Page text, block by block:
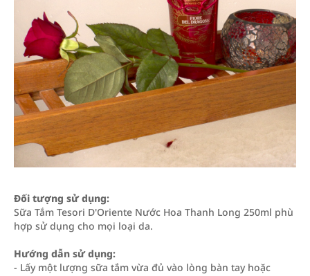
Đối tượng sử dụng:
Sữa Tắm Tesori D'Oriente Nước Hoa Thanh Long 250ml phù
hợp sử dụng cho mọi loại da.
Hướng dẫn sử dụng:
- Lấy một lượng sữa tắm vừa đủ vào lòng bàn tay hoặc